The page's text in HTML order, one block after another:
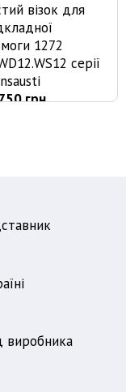
візок для
1272
серії
грн
виробника